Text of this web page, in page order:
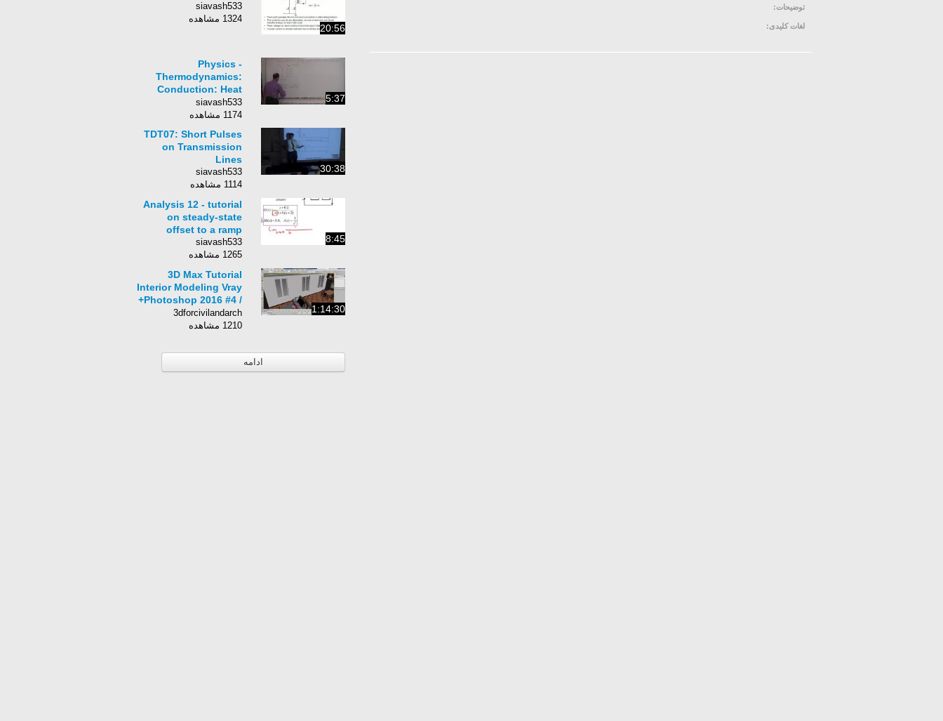
توضیحات:
لغات کلیدی: 20:56
siavash533
1324 مشاهده
5:37
Physics -
Thermodynamics:
Conduction: Heat
Transfer (4 of 8)
Single -Pane Window
siavash533
1174 مشاهده
30:38
TDT07: Short Pulses
on Transmission
Lines
siavash533
1114 مشاهده
8:45
Analysis 12 - tutorial
on steady-state
offset to a ramp
siavash533
1265 مشاهده
1:14:30
3D Max Tutorial
Interior Modeling Vray
+Photoshop 2016 #4 /
iç klassic modellme
3dforcivilandarch
1210 مشاهده
ادامه